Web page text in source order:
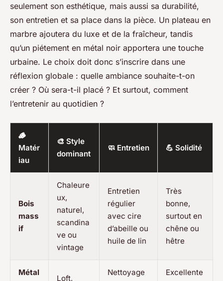
seulement son esthétique, mais aussi sa durabilité,
son entretien et sa place dans la pièce. Un plateau en
marbre ajoutera du luxe et de la fraîcheur, tandis
qu’un piétement en métal noir apportera une touche
urbaine. Le choix doit donc s’inscrire dans une
réflexion globale : quelle ambiance souhaite-t-on
créer ? Où sera-t-il placé ? Et surtout, comment
l’entretenir au quotidien ?
🪵
Matér
iau
🎨 Style
dominant
🧼 Entretien 💪 Solidité
Bois
mass
if
Chaleure
ux,
naturel,
scandina
ve ou
vintage
Entretien
régulier
avec cire
d’abeille ou
huile de lin
Très
bonne,
surtout en
chêne ou
hêtre
Métal
Loft,
Nettoyage
Excellente